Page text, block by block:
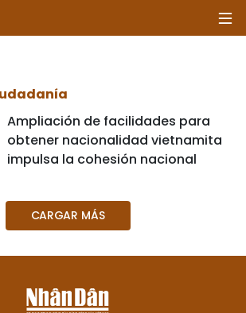
POLÍTICA
SOCIEDAD
SALUD - MEDIO AMBIENTE
CULTURA - ENTRETENIMIENTO
Ampliación de facilidades para
obtener nacionalidad vietnamita
impulsa la cohesión nacional
CARGAR MÁS